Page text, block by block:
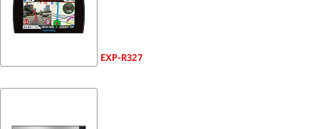
EXP-R327